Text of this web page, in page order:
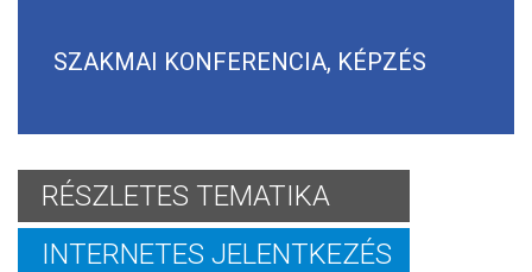
SZAKMAI KONFERENCIA, KÉPZÉS
RÉSZLETES TEMATIKA
INTERNETES JELENTKEZÉS